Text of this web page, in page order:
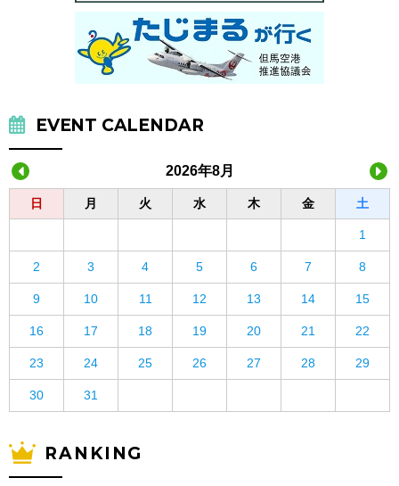
EVENT CALENDAR
2026年8月
日 月 火 水 木 金 土
1
2 3 4 5 6 7 8
9 10 11 12 13 14 15
16 17 18 19 20 21 22
23 24 25 26 27 28 29
30 31
RANKING